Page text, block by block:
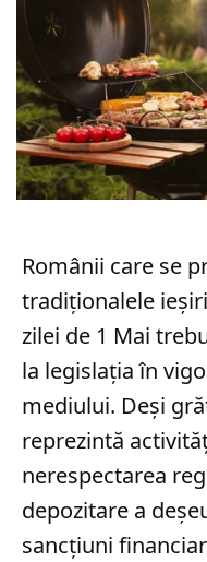
Românii care se
tradiționalele
zilei de 1 Mai
la legislația în
mediului. Deși
reprezintă
nerespectarea
depozitare a
sancțiuni